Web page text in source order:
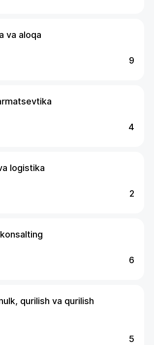
va aloqa
9
4
logistika
2
6
qurilish va qurilish
5